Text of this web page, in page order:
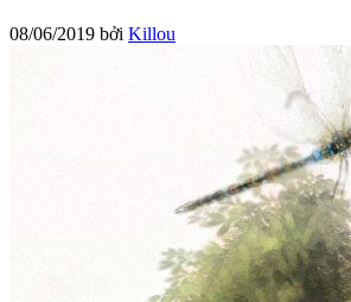
08/06/2019 bởi Killou